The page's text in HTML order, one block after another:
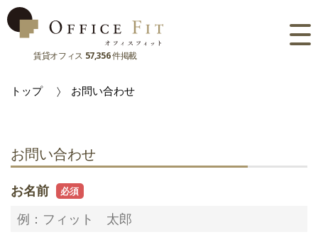
賃貸オフィス 57,356件掲載
路線
京都府
兵庫県
奈良県
市区町村
閲覧履歴
トップ お問い合わせ
お問い合わせ
お名前